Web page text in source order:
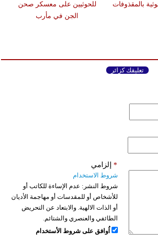
للحوثيين على معسكر صحن
الجن في مأرب
بالمقذوفات
تعليقك كزائر
إلزامي *
شروط الاستخدام
شروط النشر: عدم الإساءة للكاتب أو
للأشخاص أو للمقدسات أو مهاجمة الأديان
أو الذات الالهية. والابتعاد عن التحريض
الطائفي والعنصري والشتائم.
اُوافق على شروط الأستخدام